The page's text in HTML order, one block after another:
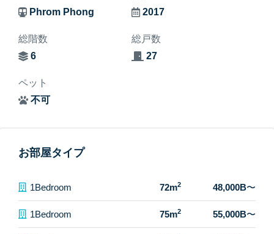
Phrom Phong
2017
総階数
6
総戸数
27
ペット
不可
お部屋タイプ
1Bedroom 72m2 48,000B〜
1Bedroom 75m2 55,000B〜